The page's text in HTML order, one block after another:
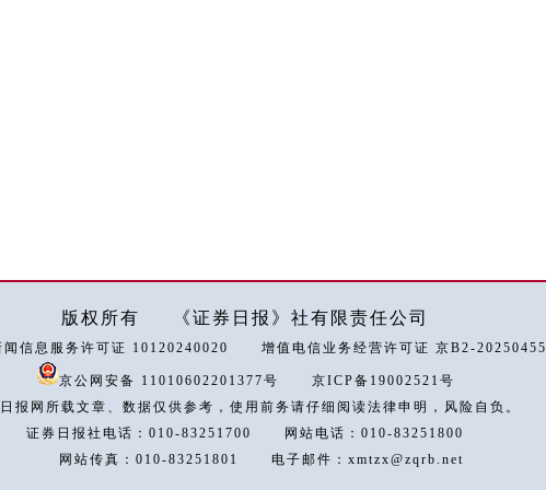
版权所有 《证券日报》社有限责任公司
闻信息服务许可证 10120240020 增值电信业务经营许可证 京B2-20250455
京公网安备 11010602201377号
京ICP备19002521号
报网所载文章、数据仅供参考，使用前务请仔细阅读法律申明，风险自负。
证券日报社电话：010-83251700
网站电话：010-83251800
网站传真：010-83251801
电子邮件：xmtzx@zqrb.net